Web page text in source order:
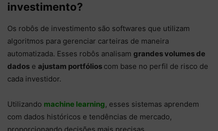
investimento?
Os robôs de investimento são softwares que utilizam
algoritmos para gerenciar carteiras de maneira
automatizada. Esses robôs analisam grandes volumes de
dados e ajustam portfólios com base no perfil de risco de
cada investidor.
Utilizando machine learning, esses sistemas aprendem
com dados históricos e tendências de mercado,